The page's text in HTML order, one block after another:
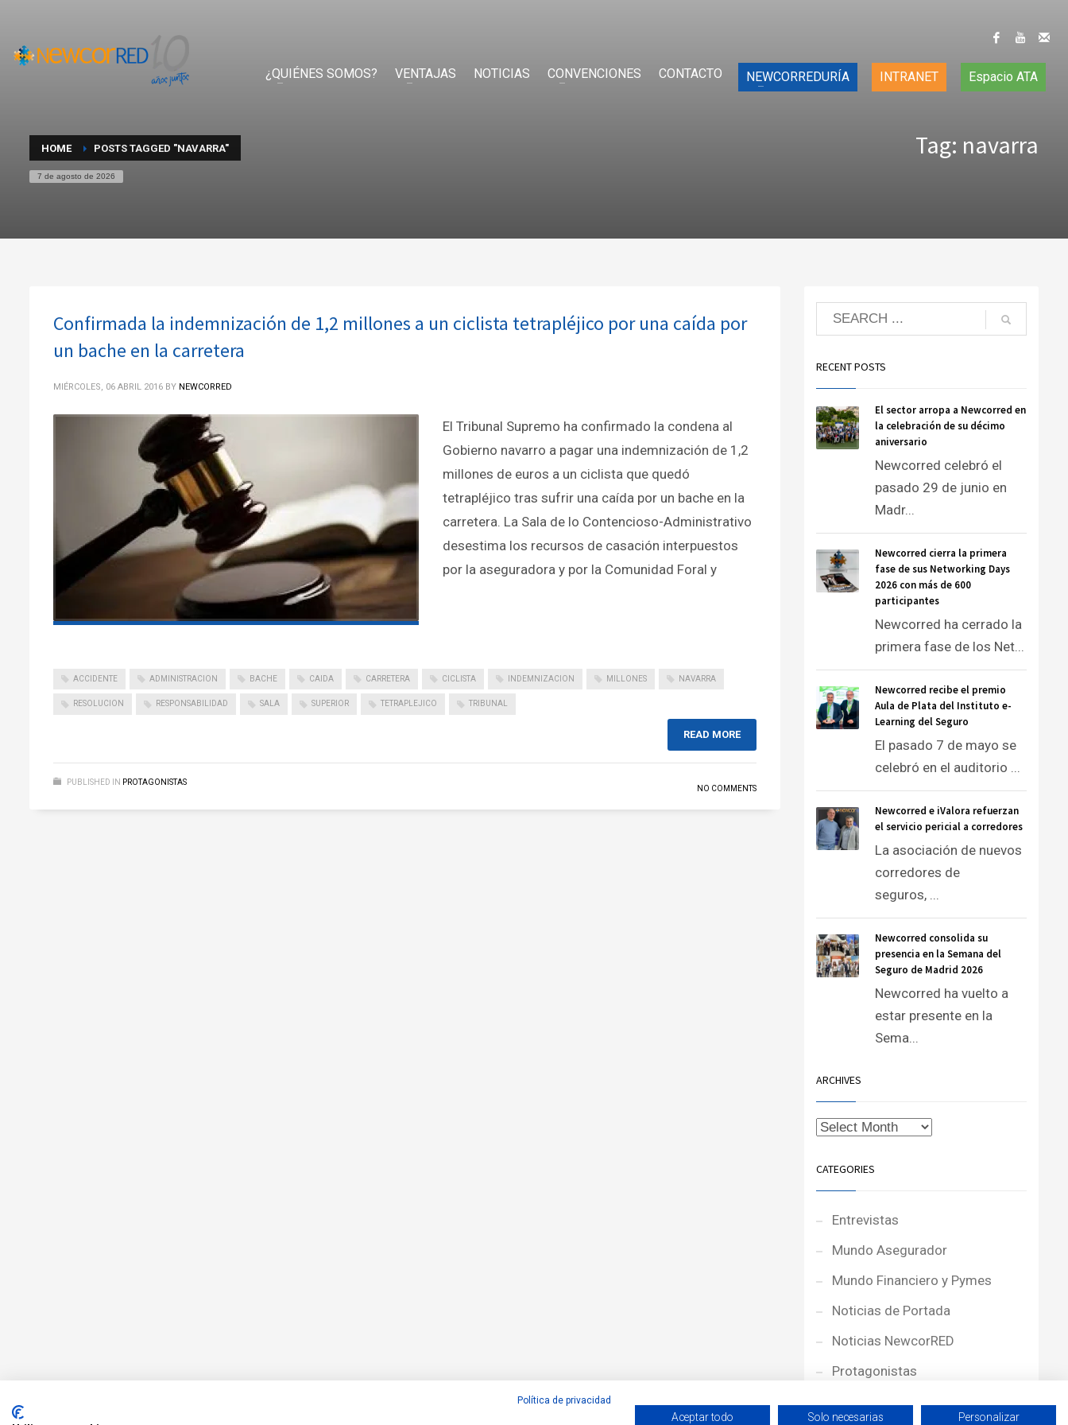
¿QUIÉNES SOMOS? VENTAJAS NOTICIAS CONVENCIONES CONTACTO NEWCORREDURÍA INTRANET Espacio ATA
HOME POSTS TAGGED "NAVARRA"
7 de agosto de 2026
Tag: navarra
Confirmada la indemnización de 1,2 millones a un ciclista tetrapléjico por una caída por
un bache en la carretera
MIÉRCOLES, 06 ABRIL 2016 BY NEWCORRED
El Tribunal Supremo ha confirmado la condena al
Gobierno navarro a pagar una indemnización de 1,2
millones de euros a un ciclista que quedó
tetrapléjico tras sufrir una caída por un bache en la
carretera. La Sala de lo Contencioso-Administrativo
desestima los recursos de casación interpuestos
por la aseguradora y por la Comunidad Foral y
ACCIDENTE ADMINISTRACION BACHE CAIDA CARRETERA CICLISTA INDEMNIZACION MILLONES NAVARRA
RESOLUCION RESPONSABILIDAD SALA SUPERIOR TETRAPLEJICO TRIBUNAL
READ MORE
PUBLISHED IN PROTAGONISTAS
NO COMMENTS
RECENT POSTS
El sector arropa a Newcorred en
la celebración de su décimo
aniversario
Newcorred celebró el
pasado 29 de junio en
Madr...
Newcorred cierra la primera
fase de sus Networking Days
2026 con más de 600
participantes
Newcorred ha cerrado la
primera fase de los Net...
Newcorred recibe el premio
Aula de Plata del Instituto e-
Learning del Seguro
El pasado 7 de mayo se
celebró en el auditorio ...
Newcorred e iValora refuerzan
el servicio pericial a corredores
La asociación de nuevos
corredores de
seguros, ...
Newcorred consolida su
presencia en la Semana del
Seguro de Madrid 2026
Newcorred ha vuelto a
estar presente en la
Sema...
ARCHIVES
CATEGORIES
Entrevistas
Mundo Asegurador
Mundo Financiero y Pymes
Noticias de Portada
Noticias NewcorRED
Protagonistas
Reportajes
Política de privacidad
Aceptar todo Solo necesarias Personalizar